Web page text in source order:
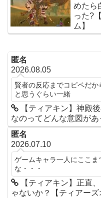
めたら
った?
ム】
匿名
2026.08.05
賢者の反応までコピペだ
と思うぐらい一緒
【ティアキン】神殿
なのってどんな意図が
匿名
2026.07.10
ゲームキャラ一人にここ
な・・・
【ティアキン】正直
ゃないか？【ティアーズ